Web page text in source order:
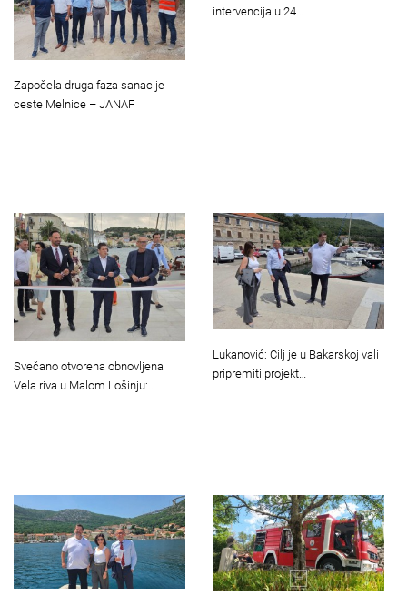
Započela druga faza sanacije
ceste Melnice – JANAF
intervencija u 24…
Svečano otvorena obnovljena
Vela riva u Malom Lošinju:…
Lukanović: Cilj je u Bakarskoj vali
pripremiti projekt…